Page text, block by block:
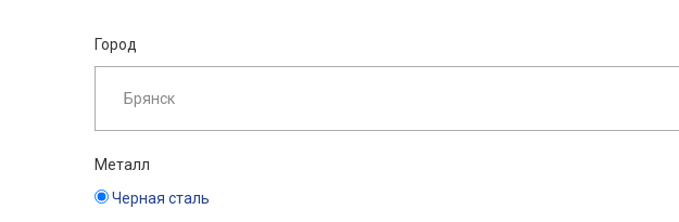
Город
Металл
Черная сталь